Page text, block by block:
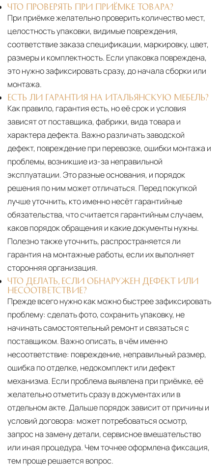
ЧТО ПРОВЕРЯТЬ ПРИ ПРИЁМКЕ ТОВАРА?
При приёмке желательно проверить количество мест,
целостность упаковки, видимые повреждения,
соответствие заказа спецификации, маркировку, цвет,
размеры и комплектность. Если упаковка повреждена,
это нужно зафиксировать сразу, до начала сборки или
монтажа.
ЕСТЬ ЛИ ГАРАНТИЯ НА ИТАЛЬЯНСКУЮ МЕБЕЛЬ?
Как правило, гарантия есть, но её срок и условия
зависят от поставщика, фабрики, вида товара и
характера дефекта. Важно различать заводской
дефект, повреждение при перевозке, ошибки монтажа и
проблемы, возникшие из-за неправильной
эксплуатации. Это разные основания, и порядок
решения по ним может отличаться. Перед покупкой
лучше уточнить, кто именно несёт гарантийные
обязательства, что считается гарантийным случаем,
каков порядок обращения и какие документы нужны.
Полезно также уточнить, распространяется ли
гарантия на монтажные работы, если их выполняет
сторонняя организация.
ЧТО ДЕЛАТЬ, ЕСЛИ ОБНАРУЖЕН ДЕФЕКТ ИЛИ
НЕСООТВЕТСТВИЕ?
Прежде всего нужно как можно быстрее зафиксировать
проблему: сделать фото, сохранить упаковку, не
начинать самостоятельный ремонт и связаться с
поставщиком. Важно описать, в чём именно
несоответствие: повреждение, неправильный размер,
ошибка по отделке, недокомплект или дефект
механизма. Если проблема выявлена при приёмке, её
желательно отметить сразу в документах или в
отдельном акте. Дальше порядок зависит от причины и
условий договора: может потребоваться осмотр,
запрос на замену детали, сервисное вмешательство
или иная процедура. Чем точнее оформлена фиксация,
тем проще решается вопрос.